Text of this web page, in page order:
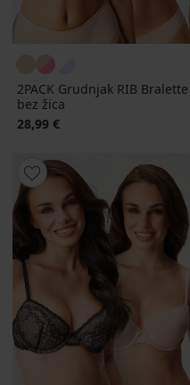
2PACK Grudnjak RIB Bralette
bez žica
28,99 €